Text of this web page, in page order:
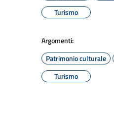
Turismo
Argomenti:
Patrimonio culturale
Turismo